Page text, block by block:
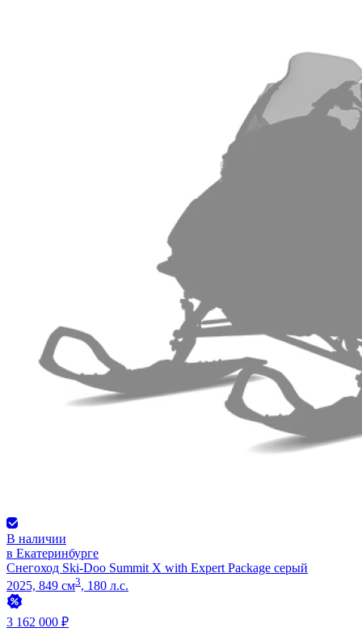
В наличии
в Екатеринбурге
Снегоход Ski-Doo Summit X with Expert Package серый
2025, 849 см3, 180 л.с.
3 162 000 ₽